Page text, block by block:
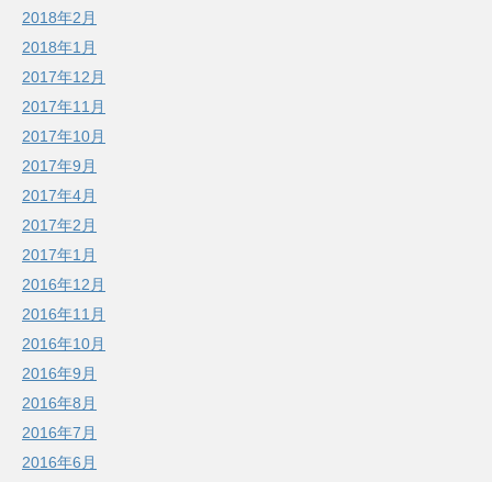
2018年2月
2018年1月
2017年12月
2017年11月
2017年10月
2017年9月
2017年4月
2017年2月
2017年1月
2016年12月
2016年11月
2016年10月
2016年9月
2016年8月
2016年7月
2016年6月